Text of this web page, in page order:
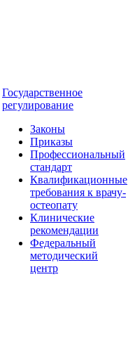
Государственное
регулирование
Законы
Приказы
Профессиональный
стандарт
Квалификационные
требования к врачу-
остеопату
Клинические
рекомендации
Федеральный
методический
центр